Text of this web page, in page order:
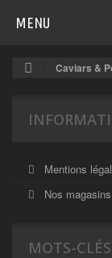
MENU
Caviars &
Mentions
Nos magasins
MOTS-CLÉS